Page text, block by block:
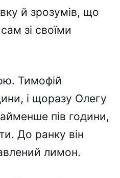
й зрозумів, що
зі своїми
Тимофій
і щоразу Олегу
пів години,
До ранку він
лимон.